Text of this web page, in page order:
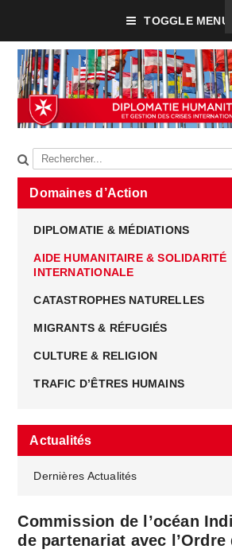
TOGGLE MENU
Domaines d’Action
DIPLOMATIE & MÉDIATIONS
AIDE HUMANITAIRE & SOLIDARITÉ
INTERNATIONALE
CATASTROPHES NATURELLES
MIGRANTS & RÉFUGIÉS
CULTURE & RELIGION
TRAFIC D’ÊTRES HUMAINS
Actualités
Dernières Actualités
Commission de l’océan
de partenariat avec l’Ordre